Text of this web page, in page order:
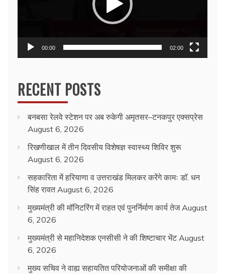
00:00 02:00
RECENT POSTS
बनबसा रेलवे स्टेशन पर अब रुकेगी अमृतसर–टनकपुर एक्सप्रेस
August 6, 2026
रिखणीखाल में तीन दिवसीय विशेषज्ञ स्वास्थ्य शिविर शुरू
August 6, 2026
सहकारिता में हरियाणा व उत्तराखंड मिलकर करेंगे कामः डाॅ. धन
सिंह रावत August 6, 2026
मुख्यमंत्री की मॉनिटरिंग में राहत एवं पुनर्निर्माण कार्य तेज August
6, 2026
मुख्यमंत्री से महानिदेशक एनसीसी ने की शिष्टाचार भेंट August
6, 2026
मुख्य सचिव ने वाह्य सहायतित परियोजनाओं की समीक्षा की